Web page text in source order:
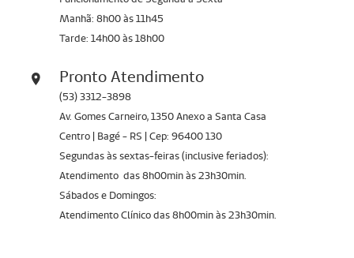
40303195 GORD. FECAL QUALITATIVA
40303095 GORD. FECAL QUANTITATIVA
40310060 GRAN - BACTERIOSCOPICO
40304299
40316114 HBS AG
40306887
40310264 HEMOCULTURA
Manhã: 8h00 às 11h45
Tarde: 14h00 às 18h00
Pronto Atendimento
(53) 3312-3898
Av. Gomes Carneiro, 1350 Anexo a Santa Casa
Centro | Bagé - RS | Cep: 96400 130
Segundas às sextas-feiras (inclusive feriados):
Atendimento das 8h00min às 23h30min.
Sábados e Domingos:
Atendimento Clínico das 8h00min às 23h30min.